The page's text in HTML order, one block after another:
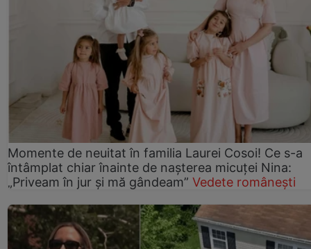
Momente de neuitat în familia Laurei Cosoi! Ce s-a
întâmplat chiar înainte de nașterea micuței Nina:
„Priveam în jur și mă gândeam” Vedete românești